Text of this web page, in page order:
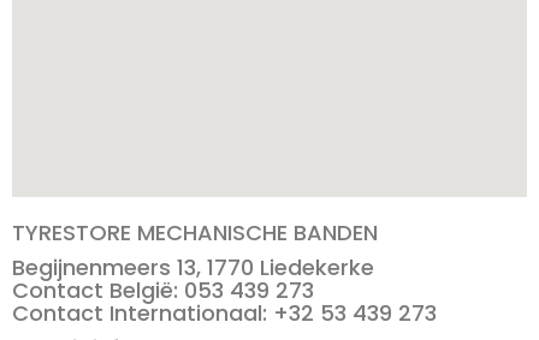
TYRESTORE MECHANISCHE BANDEN
Begijnenmeers 13, 1770 Liedekerke
Contact België: 053 439 273
Contact Internationaal: +32 53 439 273